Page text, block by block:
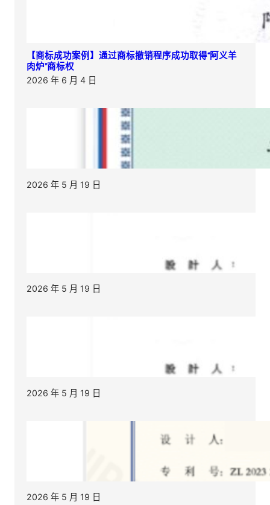
【商标成功案例】通过商标撤销程序成功取得“阿义羊
肉炉”商标权
2026 年 6 月 4 日
2026 年 5 月 19 日
2026 年 5 月 19 日
2026 年 5 月 19 日
2026 年 5 月 19 日